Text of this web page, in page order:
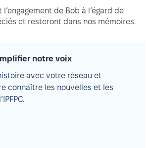
de Bob à l’égard de
et resteront dans nos mémoires.
notre voix
avec votre réseau et
connaître les nouvelles et les